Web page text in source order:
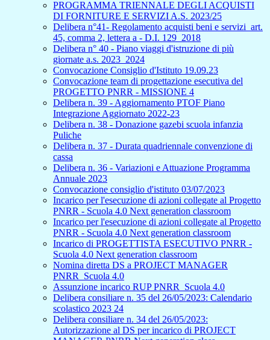
PROGRAMMA TRIENNALE DEGLI ACQUISTI
DI FORNITURE E SERVIZI A.S. 2023/25
Delibera n°41- Regolamento acquisti beni e servizi_art.
45, comma 2, lettera a - D.I. 129_2018
Delibera n° 40 - Piano viaggi d'istruzione di più
giornate a.s. 2023_2024
Convocazione Consiglio d'Istituto 19.09.23
Convocazione team di progettazione esecutiva del
PROGETTO PNRR - MISSIONE 4
Delibera n. 39 - Aggiornamento PTOF Piano
Integrazione Aggiornato 2022-23
Delibera n. 38 - Donazione gazebi scuola infanzia
Puliche
Delibera n. 37 - Durata quadriennale convenzione di
cassa
Delibera n. 36 - Variazioni e Attuazione Programma
Annuale 2023
Convocazione consiglio d'istituto 03/07/2023
Incarico per l'esecuzione di azioni collegate al Progetto
PNRR - Scuola 4.0 Next generation classroom
Incarico per l'esecuzione di azioni collegate al Progetto
PNRR - Scuola 4.0 Next generation classroom
Incarico di PROGETTISTA ESECUTIVO PNRR -
Scuola 4.0 Next generation classroom
Nomina diretta DS a PROJECT MANAGER
PNRR_Scuola 4.0
Assunzione incarico RUP PNRR_Scuola 4.0
Delibera consiliare n. 35 del 26/05/2023: Calendario
scolastico 2023 24
Delibera consiliare n. 34 del 26/05/2023:
Autorizzazione al DS per incarico di PROJECT